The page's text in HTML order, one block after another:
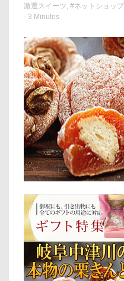
激選スイーツ, #ネットショップ
- 3 Minutes